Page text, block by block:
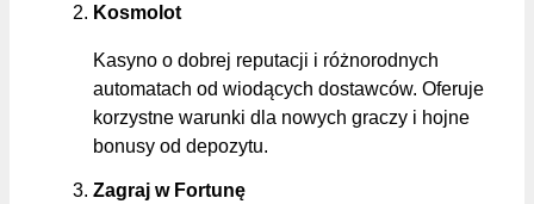
Kosmolot
Kasyno o dobrej reputacji i różnorodnych
automatach od wiodących dostawców. Oferuje
korzystne warunki dla nowych graczy i hojne
bonusy od depozytu.
Zagraj w Fortunę